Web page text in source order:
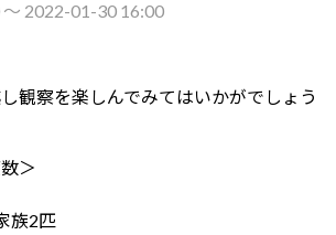
2022-01-30 16:00
観察を楽しんでみてはいかがでしょう
＞
族2匹